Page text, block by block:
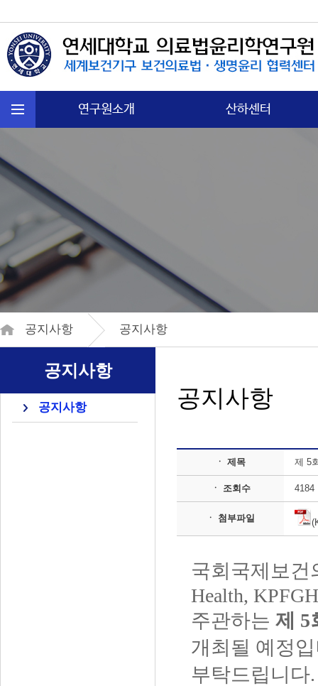
연구원소개 산하센터
공지사항 공지사항
공지사항
공지사항 공지사항
ㆍ 제목 제 5
ㆍ 조회수 4184
ㆍ 첨부파일
국회국제보건
Health,
주관하는 제 5
개최될 예정
부탁드립니다